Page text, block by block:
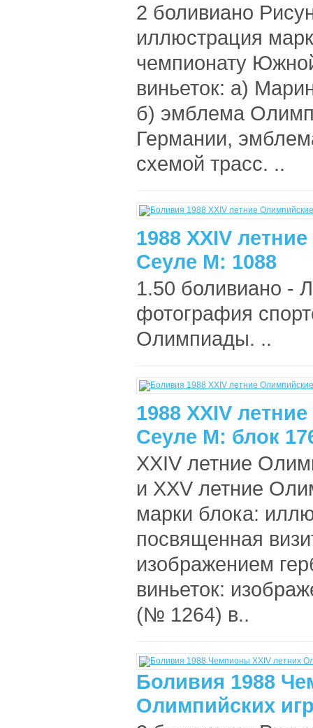
2 боливиано
иллюстрация
чемпионату
виньеток: а)
б) эмблема
Германии,
схемой трасс. ..
1988 XXIV
Сеуле М: 1088
1.50 боливиано -
фотография
Олимпиады. ..
1988 XXIV
Сеуле М: блок
XXIV летние
и XXV летние
марки блока:
посвященная
изображением
виньеток:
(№ 1264) в..
Боливия 1988
Олимпийских